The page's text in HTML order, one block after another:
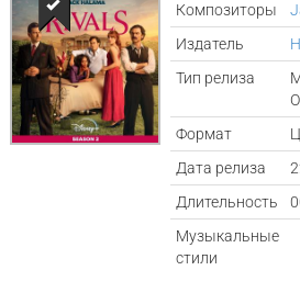
Композиторы
Издатель
Тип релиза
Формат
Дата релиза
Длительность
Музыкальные
стили